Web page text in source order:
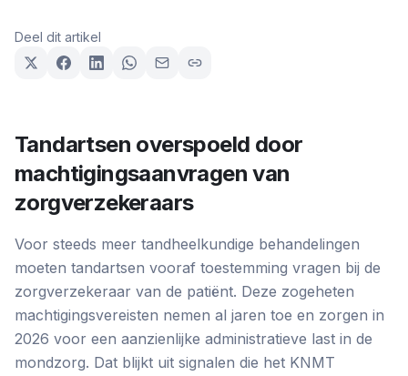
Deel dit artikel
Tandartsen overspoeld door
machtigingsaanvragen van
zorgverzekeraars
Voor steeds meer tandheelkundige behandelingen
moeten tandartsen vooraf toestemming vragen bij de
zorgverzekeraar van de patiënt. Deze zogeheten
machtigingsvereisten nemen al jaren toe en zorgen in
2026 voor een aanzienlijke administratieve last in de
mondzorg. Dat blijkt uit signalen die het KNMT